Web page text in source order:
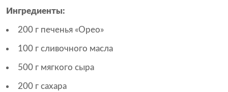
Ингредиенты:
200 г печенья «Орео»
100 г сливочного масла
500 г мягкого сыра
200 г сахара